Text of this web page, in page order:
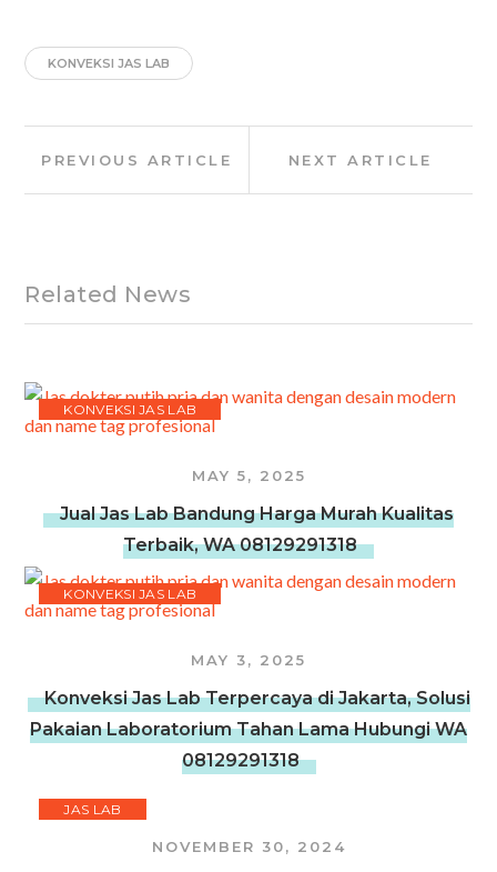
KONVEKSI JAS LAB
navigation
PREVIOUS ARTICLE NEXT ARTICLE
Related News
KONVEKSI JAS LAB
MAY 5, 2025
Jual Jas Lab Bandung Harga Murah Kualitas
Terbaik, WA 08129291318
KONVEKSI JAS LAB
MAY 3, 2025
Konveksi Jas Lab Terpercaya di Jakarta, Solusi
Pakaian Laboratorium Tahan Lama Hubungi WA
08129291318
JAS LAB
NOVEMBER 30, 2024